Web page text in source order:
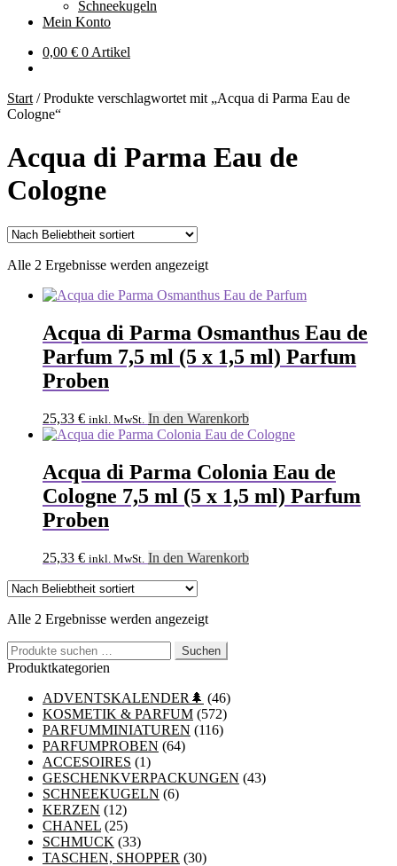
Schneekugeln
Mein Konto
0,00 € 0 Artikel
Start /Produkte verschlagwortet mit „Acqua di Parma Eau de
Cologne“
Acqua di Parma Eau de
Cologne
Alle 2 Ergebnisse werden angezeigtNach
sortiert
Acqua di Parma Osmanthus Eau de
Parfum 7,5 ml (5 x 1,5 ml) Parfum
Proben
25,33 € inkl. MwSt. In den Warenkorb
Acqua di Parma Colonia Eau de
Cologne 7,5 ml (5 x 1,5 ml) Parfum
Proben
25,33 € inkl. MwSt. In den Warenkorb
Alle 2 Ergebnisse werden angezeigtNach
sortiert
Suchen
nach:
Suchen
Produktkategorien
ADVENTSKALENDER🌲 (46)
KOSMETIK & PARFUM (572)
PARFUMMINIATUREN (116)
PARFUMPROBEN (64)
ACCESOIRES (1)
GESCHENKVERPACKUNGEN (43)
SCHNEEKUGELN (6)
KERZEN (12)
CHANEL (25)
SCHMUCK (33)
TASCHEN, SHOPPER (30)